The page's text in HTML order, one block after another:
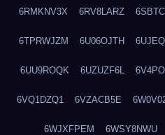
6RMKNV3X 6RV8LARZ
6TPRWJZM 6U06OJTH
6UU9ROQK 6UZUZF6L
6VQ1DZQ1 6VZACB5E
6WJXFPEM 6WSY8NWU